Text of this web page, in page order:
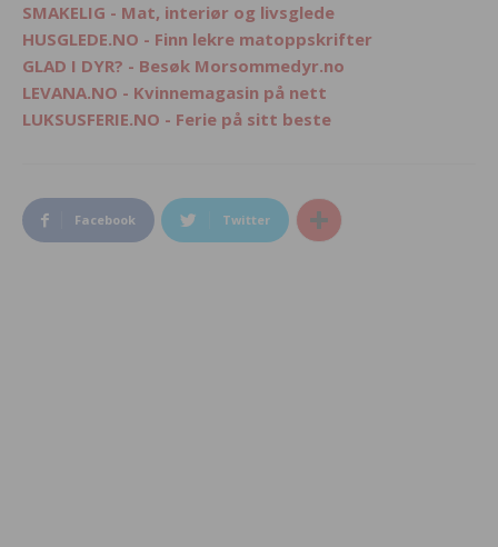
SMAKELIG - Mat, interiør og livsglede
HUSGLEDE.NO - Finn lekre matoppskrifter
GLAD I DYR? - Besøk Morsommedyr.no
LEVANA.NO - Kvinnemagasin på nett
LUKSUSFERIE.NO - Ferie på sitt beste
Facebook Twitter